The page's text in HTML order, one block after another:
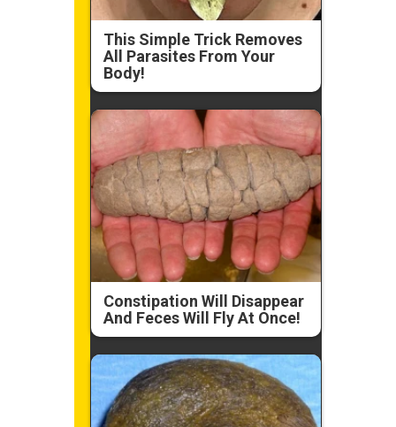
This Simple Trick Removes
All Parasites From Your
Body!
Constipation Will Disappear
And Feces Will Fly At Once!